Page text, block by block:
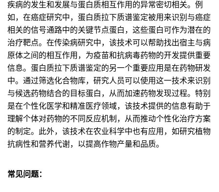
疾病的发生和发展与蛋白质相互作用的异常密切相关。例
如，在癌症研究中，蛋白质拉下质谱鉴定被用来识别与癌症
相关的信号通路中的关键节点蛋白，这些蛋白可作为潜在的
治疗靶点。在传染病研究中，该技术可以帮助找出宿主与病
原体之间的相互作用，为疫苗和抗病毒药物的开发提供重要
信息。蛋白质拉下质谱鉴定的另一个重要应用是在药物研发
中。通过筛选化合物库，研究人员可以使用这一技术来识别
与候选药物结合的目标蛋白，从而加速药物发现过程。特别
是在个性化医学和精准医疗领域，该技术提供的信息有助于
理解个体对药物的不同反应机制，从而推动个性化治疗方案
的制定。此外，该技术在农业科学中也有应用，如研究植物
抗病性和营养代谢，以提高作物产量和品质。
常见问题：